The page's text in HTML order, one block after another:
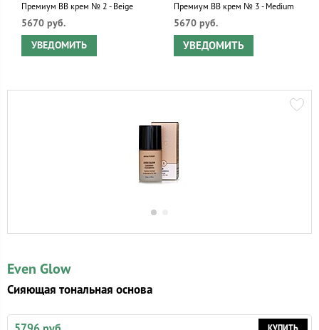
Премиум ВВ крем № 2 - Beige
5670 руб.
УВЕДОМИТЬ
Премиум ВВ крем № 3 - Medium
5670 руб.
УВЕДОМИТЬ
Even Glow
Сияющая тональная основа